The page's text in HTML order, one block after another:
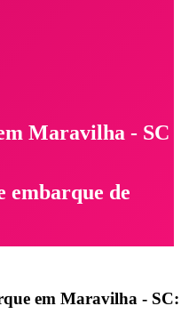
Maravilha - SC
embarque de
em Maravilha - SC: